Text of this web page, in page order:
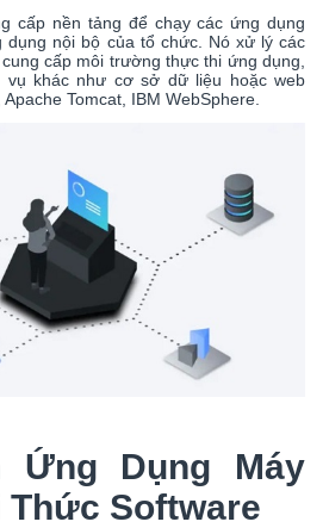
cấp nền tảng để chạy các ứng dụng
dụng nội bộ của tổ chức. Nó xử lý các
cấp môi trường thực thi ứng dụng,
vụ khác như cơ sở dữ liệu hoặc web
Tomcat, IBM WebSphere.
Ứng Dụng Máy
Thức Software